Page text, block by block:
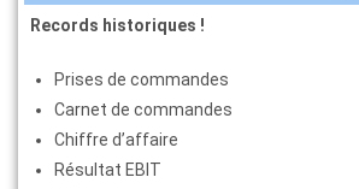
Records historiques !
Prises de commandes
Carnet de commandes
Chiffre d’affaire
Résultat EBIT